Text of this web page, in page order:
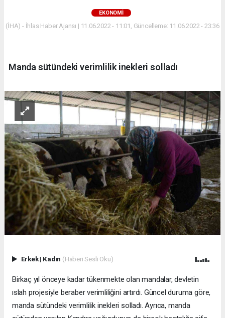
EKONOMİ
(İHA) - İhlas Haber Ajansı | 11.06.2022 - 11:01, Güncelleme: 11.06.2022 - 23:36
Manda sütündeki verimlilik inekleri solladı
Erkek| Kadın (Haberi Sesli Oku)
Birkaç yıl önceye kadar tükenmekte olan mandalar, devletin
ıslah projesiyle beraber verimliliğini artırdı. Güncel duruma göre,
manda sütündeki verimlilik inekleri solladı. Ayrıca, manda